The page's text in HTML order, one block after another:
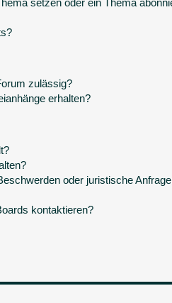
zulässig?
erhalten?
oder juristische
kontaktieren?